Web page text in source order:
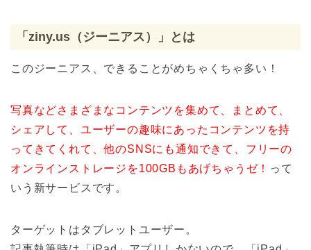
「ziny.us（ジーニアス）」とは
このジーニアス、できることがめちゃくちゃ多い！
写真などさまざまなコンテンツを集めて、まとめて、
シェアして、ユーザーの趣味にあったコンテンツを持
ってきてくれて、他のSNSにも通知できて、フリーの
オンラインストレージを100GBもあげちゃうゼ！ って
いう新サービスです。
ターゲットはタブレットユーザー。